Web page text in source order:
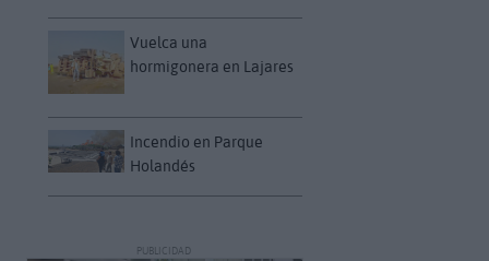
Vuelca una
hormigonera en Lajares
Incendio en Parque
Holandés
PUBLICIDAD